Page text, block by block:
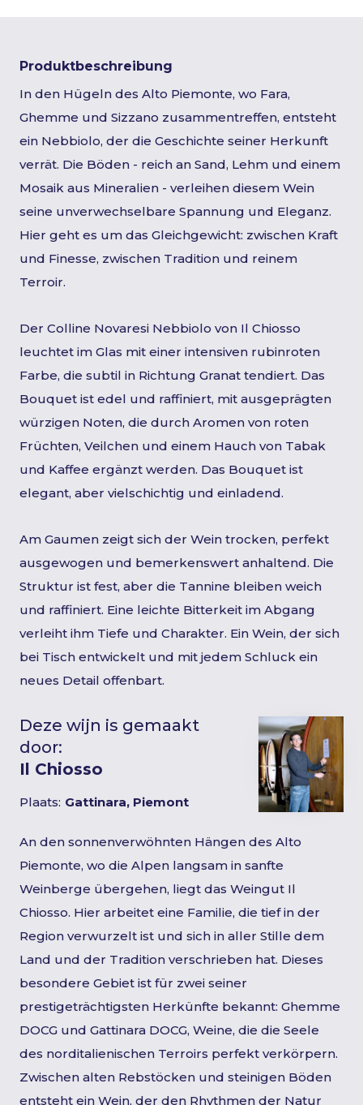
Produktbeschreibung
In den Hügeln des Alto Piemonte, wo Fara,
Ghemme und Sizzano zusammentreffen, entsteht
ein Nebbiolo, der die Geschichte seiner Herkunft
verrät. Die Böden - reich an Sand, Lehm und einem
Mosaik aus Mineralien - verleihen diesem Wein
seine unverwechselbare Spannung und Eleganz.
Hier geht es um das Gleichgewicht: zwischen Kraft
und Finesse, zwischen Tradition und reinem
Terroir.
Der Colline Novaresi Nebbiolo von Il Chiosso
leuchtet im Glas mit einer intensiven rubinroten
Farbe, die subtil in Richtung Granat tendiert. Das
Bouquet ist edel und raffiniert, mit ausgeprägten
würzigen Noten, die durch Aromen von roten
Früchten, Veilchen und einem Hauch von Tabak
und Kaffee ergänzt werden. Das Bouquet ist
elegant, aber vielschichtig und einladend.
Am Gaumen zeigt sich der Wein trocken, perfekt
ausgewogen und bemerkenswert anhaltend. Die
Struktur ist fest, aber die Tannine bleiben weich
und raffiniert. Eine leichte Bitterkeit im Abgang
verleiht ihm Tiefe und Charakter. Ein Wein, der sich
bei Tisch entwickelt und mit jedem Schluck ein
neues Detail offenbart.
Deze wijn is gemaakt
door:
Il Chiosso
Plaats: Gattinara, Piemont
An den sonnenverwöhnten Hängen des Alto
Piemonte, wo die Alpen langsam in sanfte
Weinberge übergehen, liegt das Weingut Il
Chiosso. Hier arbeitet eine Familie, die tief in der
Region verwurzelt ist und sich in aller Stille dem
Land und der Tradition verschrieben hat. Dieses
besondere Gebiet ist für zwei seiner
prestigeträchtigsten Herkünfte bekannt: Ghemme
DOCG und Gattinara DOCG, Weine, die die Seele
des norditalienischen Terroirs perfekt verkörpern.
Zwischen alten Rebstöcken und steinigen Böden
entsteht ein Wein, der den Rhythmen der Natur